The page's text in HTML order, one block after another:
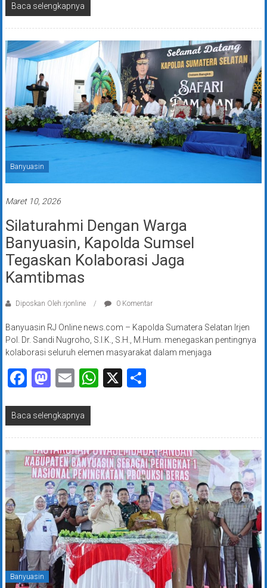
Baca selengkapnya
Banyuasin
Maret 10, 2026
Silaturahmi Dengan Warga
Banyuasin, Kapolda Sumsel
Tegaskan Kolaborasi Jaga
Kamtibmas
Diposkan Oleh:rjonline 0 Komentar
Banyuasin RJ Online news.com – Kapolda Sumatera Selatan Irjen
Pol. Dr. Sandi Nugroho, S.I.K., S.H., M.Hum. menegaskan pentingnya
kolaborasi seluruh elemen masyarakat dalam menjaga
Facebook
Mastodon
EmailWhatsApp
X
Baca selengkapnya
Banyuasin